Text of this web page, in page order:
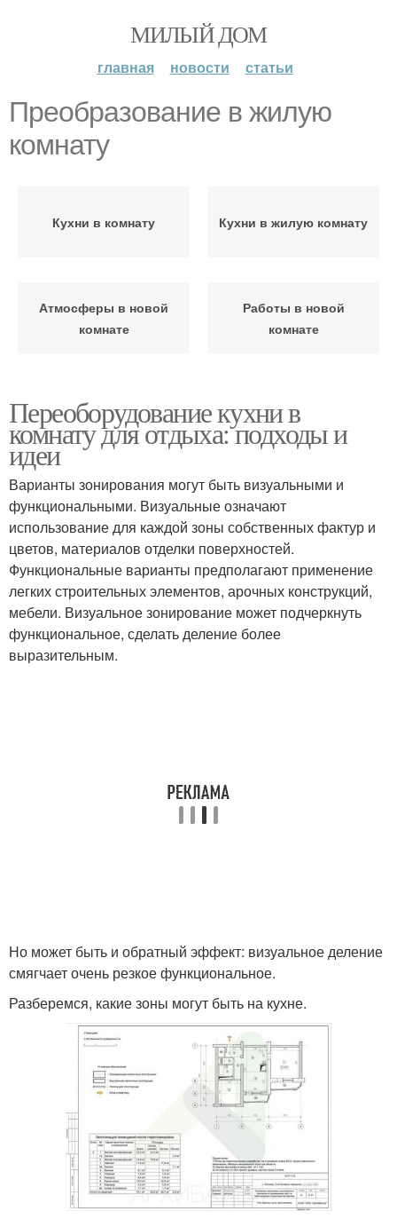
МИЛЫЙ ДОМ
главная новости статьи
Преобразование в жилую
комнату
Кухни в комнату Кухни в жилую комнату
Атмосферы в новой
комнате
Работы в новой
комнате
Переоборудование кухни в
комнату для отдыха: подходы и
идеи
Варианты зонирования могут быть визуальными и
функциональными. Визуальные означают
использование для каждой зоны собственных фактур и
цветов, материалов отделки поверхностей.
Функциональные варианты предполагают применение
легких строительных элементов, арочных конструкций,
мебели. Визуальное зонирование может подчеркнуть
функциональное, сделать деление более
выразительным.
Но может быть и обратный эффект: визуальное деление
смягчает очень резкое функциональное.
Разберемся, какие зоны могут быть на кухне.